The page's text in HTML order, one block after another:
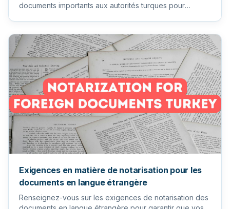
documents importants aux autorités turques pour
Exigences en matière de notarisation pour les
documents en langue étrangère
Renseignez-vous sur les exigences de notarisation des